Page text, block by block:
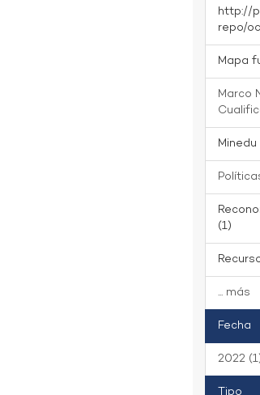
http://
repo/
Mapa
Marco
Minedu
(1)
... más
Fecha
2022